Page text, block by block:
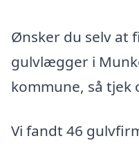
Ønsker du selv at
gulvlægger i
kommune, så tjek
Vi fandt 46